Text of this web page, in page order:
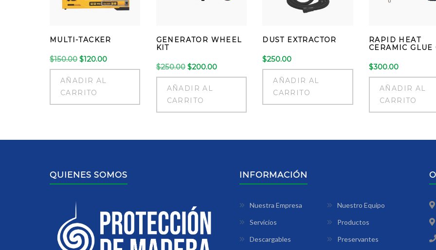
MULTI-TACKER
$150.00 El
precio
original
era:
$150.00.
$120.00El
precio
AÑADIR AL
CARRITO
GENERATOR WHEEL
KIT
$250.00 El
precio
original
era:
$250.00.
$200.00El
precio
AÑADIR AL
CARRITO
DUST EXTRACTOR
$250.00
AÑADIR AL
CARRITO
RAPID HEAT
CERAMIC GLUE
$300.00
AÑADIR AL
CARRITO
QUIENES SOMOS INFORMACIÓN
Nuestra Empresa Nuestro Equipo
Servicios Productos
Descargables Preservantes